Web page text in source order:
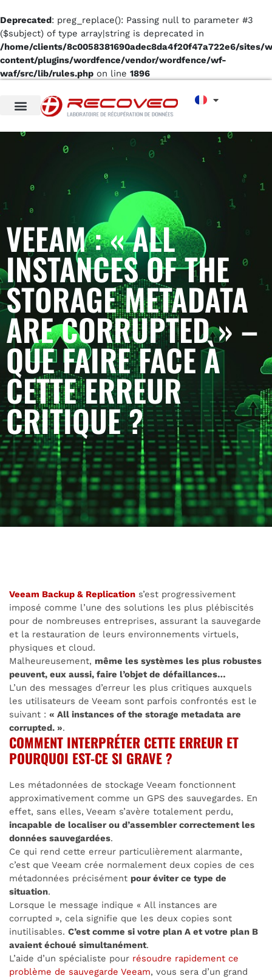
Deprecated: preg_replace(): Passing null to parameter #3
($subject) of type array|string is deprecated in
/home/clients/8c0058381690adec8da4f20f47a722e6/sites/
content/plugins/wordfence/vendor/wordfence/wf-
waf/src/lib/rules.php on line 1896
VEEAM : « ALL
INSTANCES OF THE
STORAGE METADATA
ARE CORRUPTED » –
QUE FAIRE FACE À
CETTE ERREUR
CRITIQUE ?
Veeam Backup & Replication s’est progressivement
imposé comme l’une des solutions les plus plébiscités
pour de nombreuses entreprises, assurant la sauvegarde
et la restauration de leurs environnements virtuels,
physiques et cloud.
Malheureusement, même les systèmes les plus robustes
peuvent, eux aussi, faire l’objet de défaillances…
L’un des messages d’erreur les plus critiques auxquels
les utilisateurs de Veeam sont parfois confrontés est le
suivant : « All instances of the storage metadata are
corrupted. ».
COMMENT INTERPRÉTER CETTE ERREUR ET
POURQUOI EST-CE SI GRAVE ?
Les métadonnées de stockage Veeam fonctionnent
approximativement comme un GPS des sauvegardes. En
effet, sans elles, Veeam s’avère totalement perdu,
incapable de localiser ou d’assembler correctement les
données sauvegardées.
Ce qui rend cette erreur particulièrement alarmante,
c’est que Veeam crée normalement deux copies de ces
métadonnées précisément pour éviter ce type de
situation.
Lorsque le message indique « All instances are
corrupted », cela signifie que les deux copies sont
inutilisables. C’est comme si votre plan A et votre plan B
avaient échoué simultanément.
L’aide d’un spécialiste pour résoudre rapidement ce
problème de sauvegarde Veeam, vous sera d’un grand